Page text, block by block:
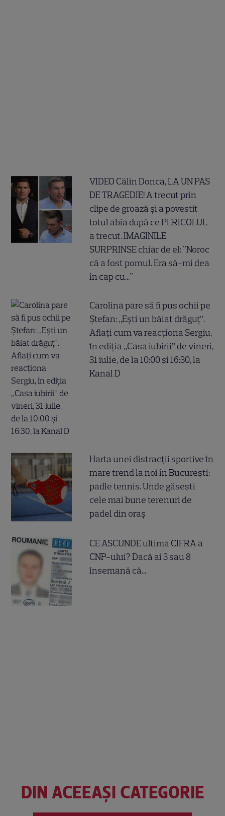
VIDEO Călin Donca, LA UN PAS
DE TRAGEDIE! A trecut prin
clipe de groază și a povestit
totul abia după ce PERICOLUL
a trecut. IMAGINILE
SURPRINSE chiar de el: "Noroc
că a fost pomul. Era să-mi dea
în cap cu..."
Carolina pare să fi pus ochii pe
Ștefan: „Ești un băiat drăguț”.
Aflați cum va reacționa Sergiu,
în ediția „Casa iubirii” de vineri,
31 iulie, de la 10:00 și 16:30, la
Kanal D
Harta unei distracții sportive în
mare trend la noi în București:
padle tennis. Unde găsești
cele mai bune terenuri de
padel din oraș
CE ASCUNDE ultima CIFRA a
CNP-ului? Dacă ai 3 sau 8
însemană că...
DIN ACEEAȘI CATEGORIE